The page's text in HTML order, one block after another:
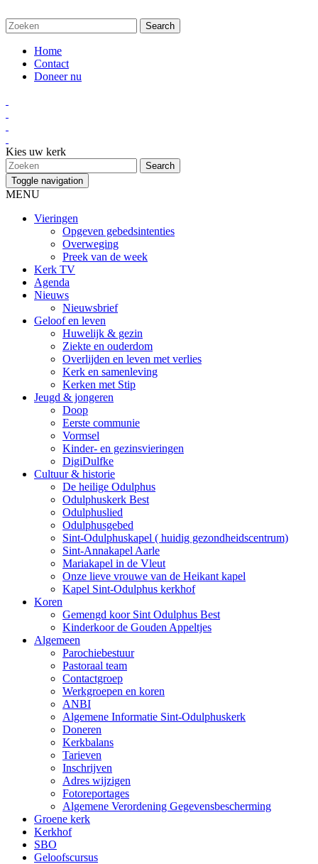
Home
Contact
Doneer nu
Kies uw kerk
Toggle navigation
MENU
Vieringen
Opgeven gebedsintenties
Overweging
Preek van de week
Kerk TV
Agenda
Nieuws
Nieuwsbrief
Geloof en leven
Huwelijk & gezin
Ziekte en ouderdom
Overlijden en leven met verlies
Kerk en samenleving
Kerken met Stip
Jeugd & jongeren
Doop
Eerste communie
Vormsel
Kinder- en gezinsvieringen
DigiDulfke
Cultuur & historie
De heilige Odulphus
Odulphuskerk Best
Odulphuslied
Odulphusgebed
Sint-Odulphuskapel ( huidig gezondheidscentrum)
Sint-Annakapel Aarle
Mariakapel in de Vleut
Onze lieve vrouwe van de Heikant kapel
Kapel Sint-Odulphus kerkhof
Koren
Gemengd koor Sint Odulphus Best
Kinderkoor de Gouden Appeltjes
Algemeen
Parochiebestuur
Pastoraal team
Contactgroep
Werkgroepen en koren
ANBI
Algemene Informatie Sint-Odulphuskerk
Doneren
Kerkbalans
Tarieven
Inschrijven
Adres wijzigen
Fotoreportages
Algemene Verordening Gegevensbescherming
Groene kerk
Kerkhof
SBO
Geloofscursus